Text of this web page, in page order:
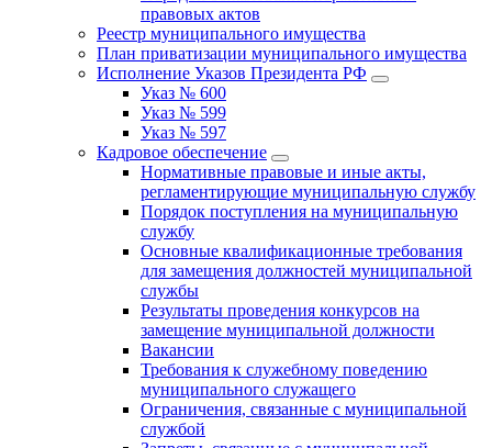
правовых актов
Реестр муниципального имущества
План приватизации муниципального имущества
Исполнение Указов Президента РФ
Указ № 600
Указ № 599
Указ № 597
Кадровое обеспечение
Нормативные правовые и иные акты,
регламентирующие муниципальную службу
Порядок поступления на муниципальную
службу
Основные квалификационные требования
для замещения должностей муниципальной
службы
Результаты проведения конкурсов на
замещение муниципальной должности
Вакансии
Требования к служебному поведению
муниципального служащего
Ограничения, связанные с муниципальной
службой